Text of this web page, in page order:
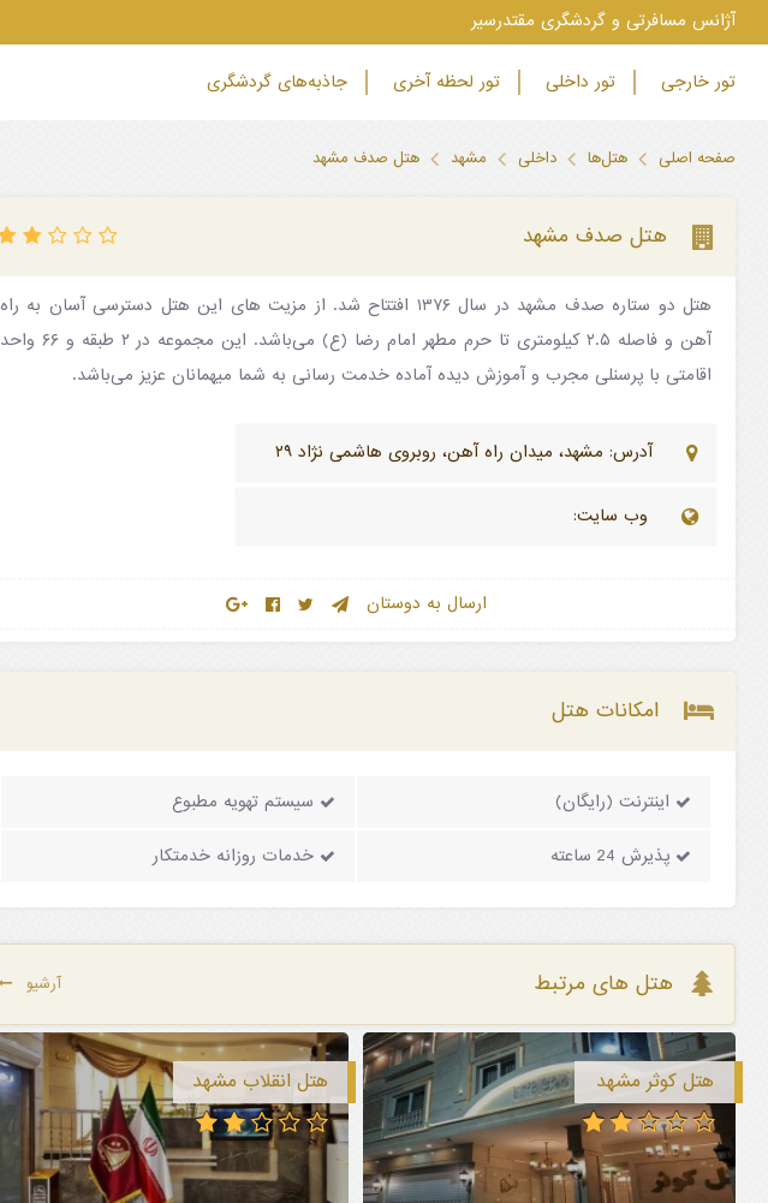
‫آژانس مسافرتی و گردشگری مقتدرسیر
تور خارجی تور داخلی تور لحظه آخری جاذبه‌های گردشگری
صفحه اصلی هتل‌ها داخلی مشهد هتل صدف مشهد
هتل صدف مشهد
هتل دو ستاره صدف مشهد در سال ۱۳۷۶ افتتاح شد. از مزیت های این هتل دسترسی آسان به راه
آهن و فاصله ۲.۵ کیلومتری تا حرم مطهر امام رضا (ع) می‌باشد. این مجموعه در ۲ طبقه و ۶۶ واحد
اقامتی با پرسنلی مجرب و آموزش دیده آماده خدمت رسانی به شما میهمانان عزیز می‌باشد.
آدرس: مشهد، میدان راه آهن، روبروی هاشمی نژاد ۲۹
وب سایت:
ارسال به دوستان
امکانات هتل
اینترنت (رایگان) سیستم تهویه مطبوع
پذیرش 24 ساعته خدمات روزانه خدمتکار
هتل های مرتبط آرشیو
هتل کوثر مشهد هتل انقلاب مشهد